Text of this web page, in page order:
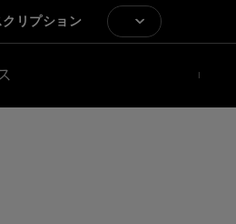
クリプション